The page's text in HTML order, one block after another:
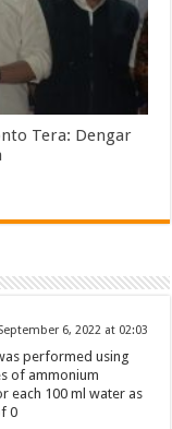
Tera: Dengar
6, 2022 at 02:03
performed using
of ammonium
each 100 ml water as
0